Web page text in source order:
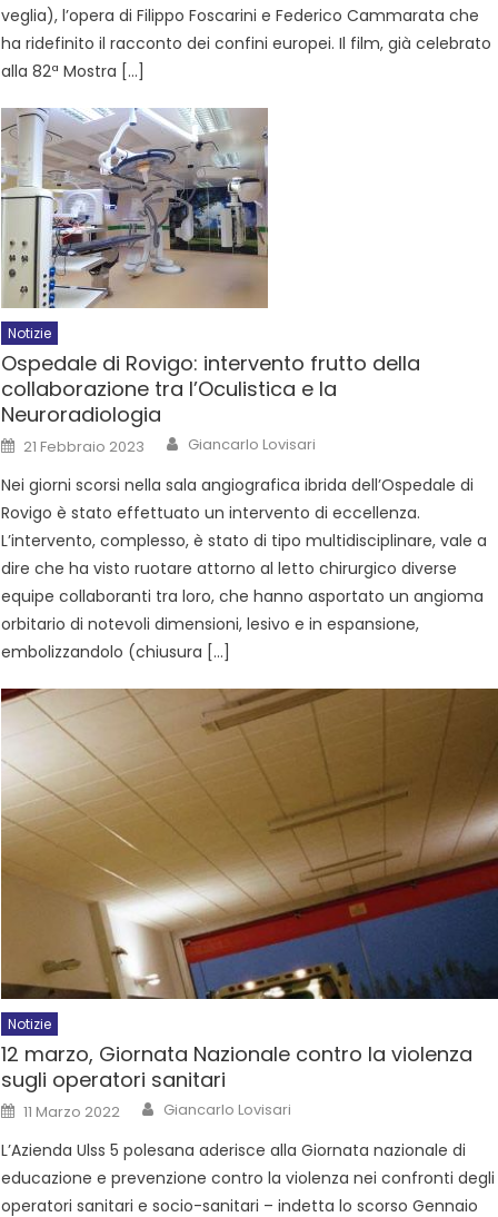
veglia), l’opera di Filippo Foscarini e Federico Cammarata che
ha ridefinito il racconto dei confini europei. Il film, già celebrato
alla 82ª Mostra […]
Notizie
Ospedale di Rovigo: intervento frutto della
collaborazione tra l’Oculistica e la
Neuroradiologia
21 Febbraio 2023 Giancarlo Lovisari
Nei giorni scorsi nella sala angiografica ibrida dell’Ospedale di
Rovigo è stato effettuato un intervento di eccellenza.
L’intervento, complesso, è stato di tipo multidisciplinare, vale a
dire che ha visto ruotare attorno al letto chirurgico diverse
equipe collaboranti tra loro, che hanno asportato un angioma
orbitario di notevoli dimensioni, lesivo e in espansione,
embolizzandolo (chiusura […]
Notizie
12 marzo, Giornata Nazionale contro la violenza
sugli operatori sanitari
11 Marzo 2022 Giancarlo Lovisari
L’Azienda Ulss 5 polesana aderisce alla Giornata nazionale di
educazione e prevenzione contro la violenza nei confronti degli
operatori sanitari e socio-sanitari – indetta lo scorso Gennaio